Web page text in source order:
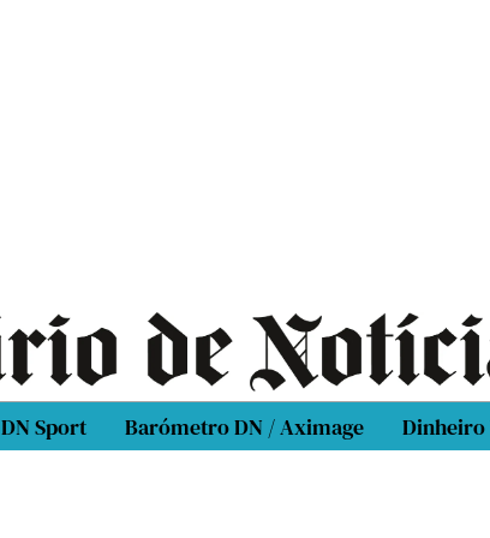
DN Sport Barómetro DN / Aximage Dinheiro